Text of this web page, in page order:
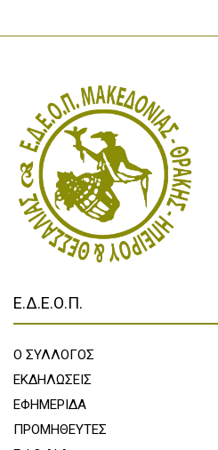
Ε.Δ.Ε.Ο.Π.
Ο ΣΥΛΛΟΓΟΣ
ΕΚΔΗΛΩΣΕΙΣ
ΕΦΗΜΕΡΙΔΑ
ΠΡΟΜΗΘΕΥΤΕΣ